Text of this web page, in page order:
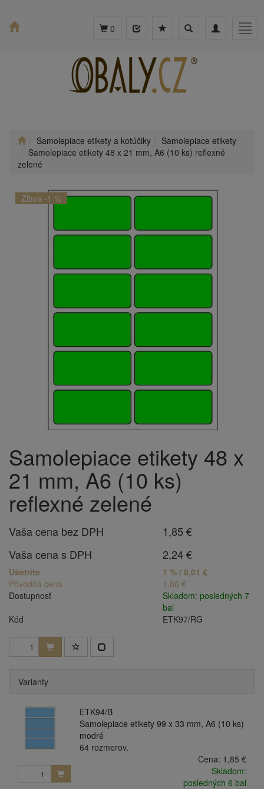
Toggle
Toggle
0
Samolepiace etikety a kotúčiky
Samolepiace etikety
Samolepiace etikety 48 x 21 mm, A6 (10 ks) reflexné
zelené
Zľava -1 %
Samolepiace etikety 48 x
21 mm, A6 (10 ks)
reflexné zelené
Vaša cena bez DPH
1,85 €
Vaša cena s DPH
2,24 €
Ušetríte
1 % / 0,01 €
Pôvodná cena
1,86 €
Dostupnosť
Skladom: posledných 7
bal
Kód
ETK97/RG
Varianty
ETK94/B
Samolepiace etikety 99 x 33 mm, A6 (10 ks)
modré
64 rozmerov.
Cena: 1,85 €
Skladom:
posledných 6 bal